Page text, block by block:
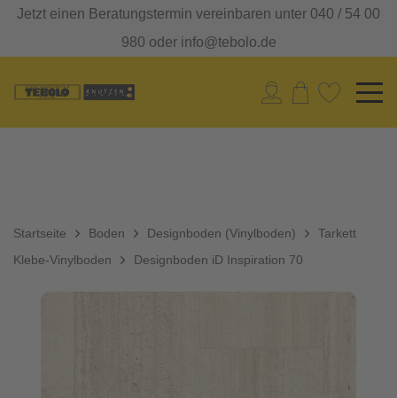
Jetzt einen Beratungstermin vereinbaren unter 040 / 54 00
980 oder info@tebolo.de
Startseite Boden
Designboden (Vinylboden)
Klebe-Vinylboden
Tarkett
Designboden iD Inspiration 70